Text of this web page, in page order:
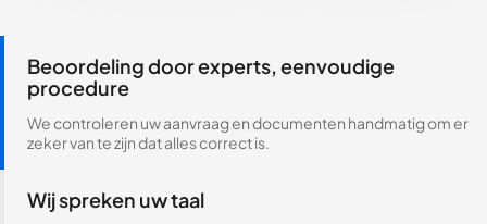
Beoordeling door experts, eenvoudige
procedure
We controleren uw aanvraag en documenten handmatig om er
zeker van te zijn dat alles correct is.
Wij spreken uw taal